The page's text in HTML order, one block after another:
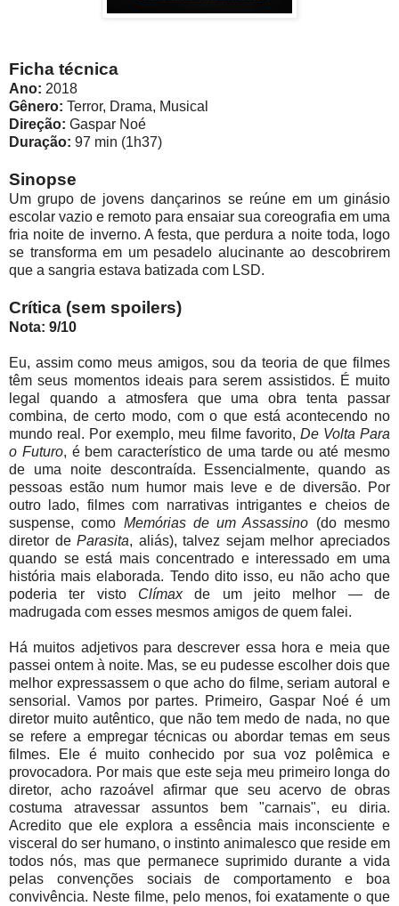
Ficha técnica
Ano: 2018
Gênero: Terror, Drama, Musical
Direção: Gaspar Noé
Duração: 97 min (1h37)
Sinopse
Um grupo de jovens dançarinos se reúne em um ginásio
escolar vazio e remoto para ensaiar sua coreografia em uma
fria noite de inverno. A festa, que perdura a noite toda, logo
se transforma em um pesadelo alucinante ao descobrirem
que a sangria estava batizada com LSD.
Crítica (sem spoilers)
Nota: 9/10
Eu, assim como meus amigos, sou da teoria de que filmes
têm seus momentos ideais para serem assistidos. É muito
legal quando a atmosfera que uma obra tenta passar
combina, de certo modo, com o que está acontecendo no
mundo real. Por exemplo, meu filme favorito, De Volta Para
o Futuro, é bem característico de uma tarde ou até mesmo
de uma noite descontraída. Essencialmente, quando as
pessoas estão num humor mais leve e de diversão. Por
outro lado, filmes com narrativas intrigantes e cheios de
suspense, como Memórias de um Assassino (do mesmo
diretor deParasita, aliás), talvez sejam melhor apreciados
quando se está mais concentrado e interessado em uma
história mais elaborada. Tendo dito isso, eu não acho que
poderia ter visto Clímaxde um jeito melhor — de
madrugada com esses mesmos amigos de quem falei.
Há muitos adjetivos para descrever essa hora e meia que
passei ontem à noite. Mas, se eu pudesse escolher dois que
melhor expressassem o que acho do filme, seriam autoral e
sensorial. Vamos por partes. Primeiro, Gaspar Noé é um
diretor muito autêntico, que não tem medo de nada, no que
se refere a empregar técnicas ou abordar temas em seus
filmes. Ele é muito conhecido por sua voz polêmica e
provocadora. Por mais que este seja meu primeiro longa do
diretor, acho razoável afirmar que seu acervo de obras
costuma atravessar assuntos bem "carnais", eu diria.
Acredito que ele explora a essência mais inconsciente e
visceral do ser humano, o instinto animalesco que reside em
todos nós, mas que permanece suprimido durante a vida
pelas convenções sociais de comportamento e boa
convivência. Neste filme, pelo menos, foi exatamente o que